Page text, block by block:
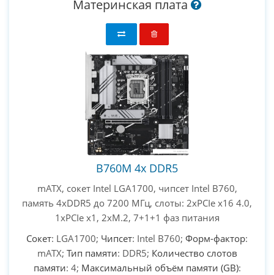
Материнская плата
B760M 4х DDR5
mATX, сокет Intel LGA1700, чипсет Intel B760,
память 4xDDR5 до 7200 МГц, слоты: 2xPCIe x16 4.0,
1xPCIe x1, 2xM.2, 7+1+1 фаз питания
Сокет: LGA1700; Чипсет: Intel B760; Форм-фактор:
mATX; Тип памяти: DDR5; Количество слотов
памяти: 4; Максимальный объём памяти (GB):